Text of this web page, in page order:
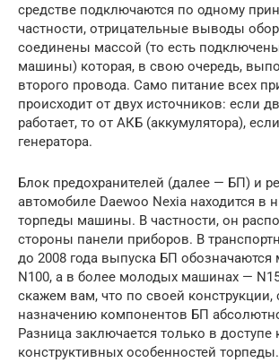
средстве подключаются по одному
частности, отрицательные выводы
соединены массой (то есть
машины) которая, в свою очередь,
второго провода. Само питание всех
происходит от двух источников: если
работает, то от АКБ (аккумулятора),
генератора.
Блок предохранителей (далее — БП) и
автомобиле Daewoo Nexia находится в
торпеды машины. В частности, он
стороны панели приборов. В
до 2008 года выпуска БП обозначаются
N100, а в более молодых машинах —
скажем вам, что по своей конструкции,
назначению компонентов БП
Разница заключается только в доступе
конструктивных особенностей торпеды.